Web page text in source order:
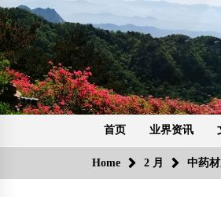
Skip
to
content
首页 业界资讯
Home 2 月 中药